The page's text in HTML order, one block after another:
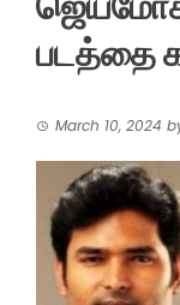
படத்தை
March 10, 2024